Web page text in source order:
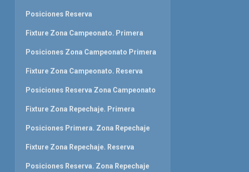
Posiciones Reserva
Fixture Zona Campeonato. Primera
Posiciones Zona Campeonato Primera
Fixture Zona Campeonato. Reserva
Posiciones Reserva Zona Campeonato
Fixture Zona Repechaje. Primera
Posiciones Primera. Zona Repechaje
Fixture Zona Repechaje. Reserva
Posiciones Reserva. Zona Repechaje